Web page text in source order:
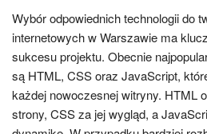
Wybór odpowiednich technologii do
internetowych w Warszawie ma
sukcesu projektu. Obecnie
są HTML, CSS oraz JavaScript,
każdej nowoczesnej witryny. HTML
strony, CSS za jej wygląd, a